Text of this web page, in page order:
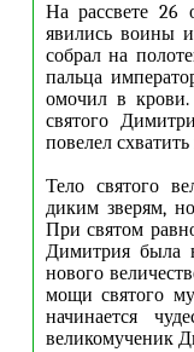
На рассвете 26
явились воины
собрал на
пальца
омочил в
святого
повелел
Тело святого
диким зверям,
При святом
Димитрия была
нового
мощи святого
начинается
великомученик